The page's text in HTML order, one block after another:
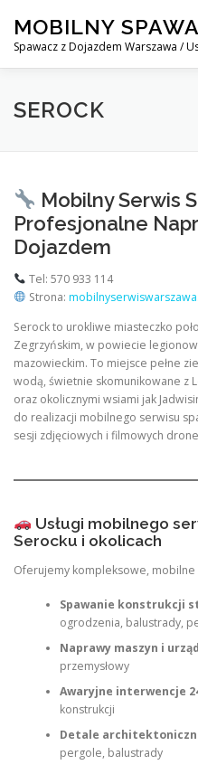
content
MOBILNY
Spawacz z Dojazdem Warszawa /
MOBILNY SPAWACZ
SEROCK
Mobilny Serwis
Profesjonalne
Dojazdem
Tel: 570 933 114
Strona:
Serock to urokliwe miasteczko
Zegrzyńskim, w powiecie
mazowieckim. To miejsce pełne
wodą, świetnie skomunikowane z
oraz okolicznymi wsiami jak
do realizacji mobilnego serwisu
sesji zdjęciowych i filmowych
Usługi mobilnego
Serocku i okolicach
Oferujemy kompleksowe, mobilne
Spawanie konstrukcji
ogrodzenia, balustrady,
Naprawy maszyn i
przemysłowy
Awaryjne interwencje
konstrukcji
Detale
pergole, balustrady